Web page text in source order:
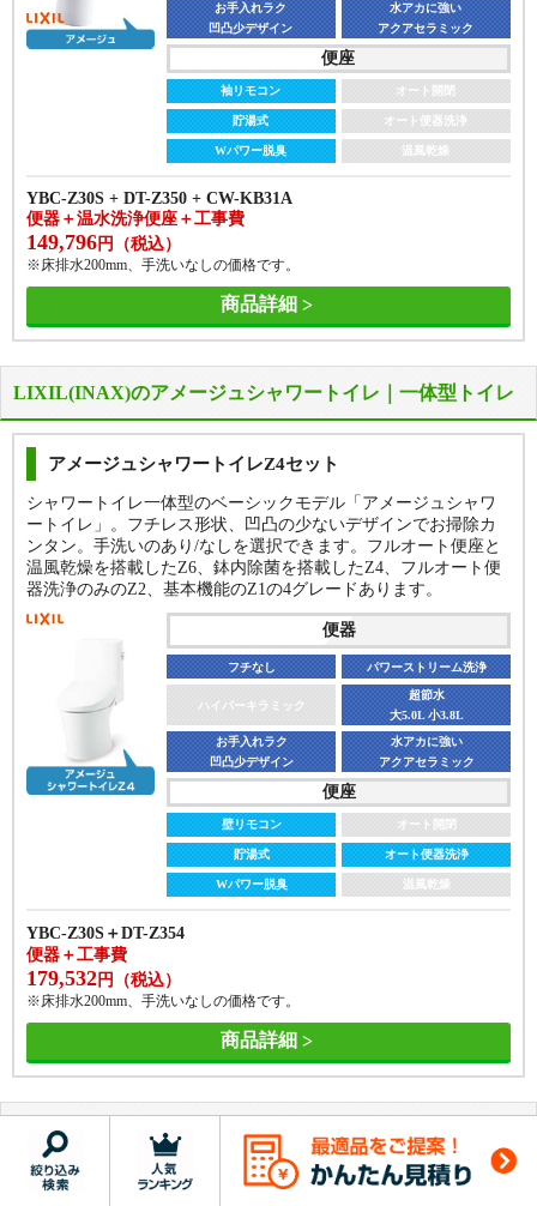
お手入れラク
凹凸少デザイン
水アカに強い
アクアセラミック
便座
袖リモコン オート開閉
貯湯式 オート便器洗浄
Wパワー脱臭 温風乾燥
YBC-Z30S + DT-Z350 + CW-KB31A
便器＋温水洗浄便座＋工事費
149,796 円（税込）
※床排水200mm、手洗いなしの価格です。
商品詳細
LIXIL(INAX)のアメージュシャワートイレ｜一体型トイレ
アメージュシャワートイレZ4セット
シャワートイレ一体型のベーシックモデル「アメージュシャワ
ートイレ」。フチレス形状、凹凸の少ないデザインでお掃除カ
ンタン。手洗いのあり/なしを選択できます。フルオート便座と
温風乾燥を搭載したZ6、鉢内除菌を搭載したZ4、フルオート便
器洗浄のみのZ2、基本機能のZ1の4グレードあります。
便器
フチなし パワーストリーム洗浄
ハイパーキラミック
超節水
大5.0L 小3.8L
お手入れラク
凹凸少デザイン
水アカに強い
アクアセラミック
便座
壁リモコン オート開閉
貯湯式 オート便器洗浄
Wパワー脱臭 温風乾燥
YBC-Z30S＋DT-Z354
便器＋工事費
179,532 円（税込）
※床排水200mm、手洗いなしの価格です。
商品詳細
LIXIL(INAX)のプレアス｜一体型トイレ